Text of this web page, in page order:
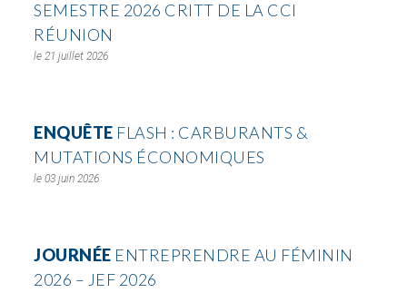
SEMESTRE 2026 CRITT DE LA CCI
RÉUNION
21 juillet 2026
ENQUÊTE FLASH : CARBURANTS &
MUTATIONS ÉCONOMIQUES
03 juin 2026
JOURNÉE ENTREPRENDRE AU FÉMININ
2026 – JEF 2026